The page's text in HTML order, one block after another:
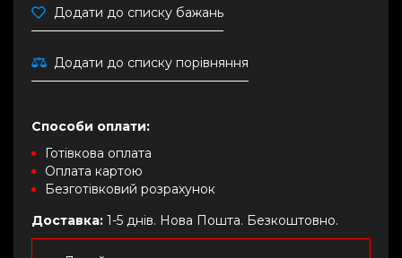
Додати до списку бажань
Додати до списку порівняння
Способи оплати:
Готівкова оплата
Оплата картою
Безготівковий розрахунок
Доставка: 1-5 днів. Нова Пошта. Безкоштовно.